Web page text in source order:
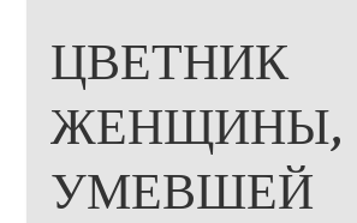
ЦВЕТНИК
ЖЕНЩИНЫ,
УМЕВШЕЙ